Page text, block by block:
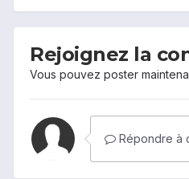
Rejoignez la
Vous pouvez poster
Répondre à